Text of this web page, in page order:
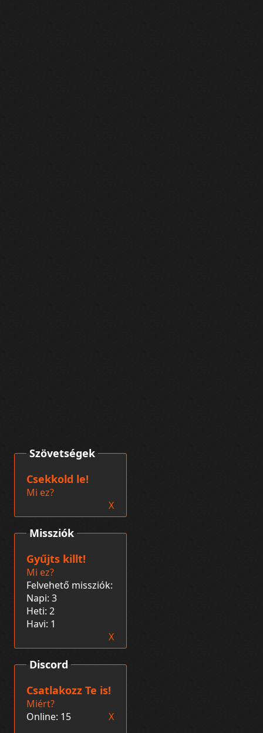
Discord
Csatlakozz Te is!
Miért?
Online: 15
X
Missziók
Gyűjts killt!
Mi ez?
Felvehető missziók:
Napi: 3
Heti: 2
Havi: 1
X
Szövetségek
Csekkold le!
Mi ez?
X